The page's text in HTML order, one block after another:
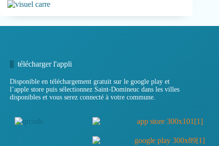
télécharger l'appli
Disponible en téléchargement gratuit sur le google play et
l’apple store puis sélectionnez Saint-Domineuc dans les villes
disponibles et vous serez connecté à votre commune.